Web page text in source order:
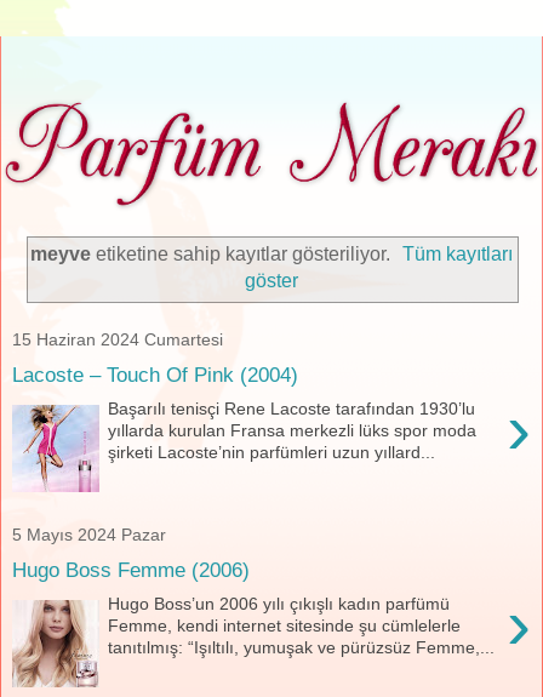
meyveetiketine sahip kayıtlar gösteriliyor.
Tüm kayıtları
göster
15 Haziran 2024 Cumartesi
Lacoste – Touch Of Pink (2004)
›
Başarılı tenisçi Rene Lacoste tarafından 1930’lu
yıllarda kurulan Fransa merkezli lüks spor moda
şirketi Lacoste’nin parfümleri uzun yıllard...
5 Mayıs 2024 Pazar
Hugo Boss Femme (2006)
›
Hugo Boss’un 2006 yılı çıkışlı kadın parfümü
Femme, kendi internet sitesinde şu cümlelerle
tanıtılmış: “Işıltılı, yumuşak ve pürüzsüz Femme,...